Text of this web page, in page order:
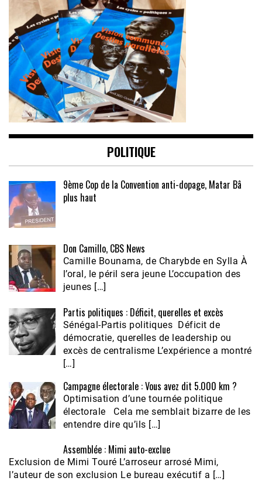
POLITIQUE
9ème Cop de la Convention anti-dopage, Matar Bâ
plus haut
Don Camillo, CBS News
Camille Bounama, de Charybde en Sylla À
l’oral, le péril sera jeune L’occupation des
jeunes […]
Partis politiques : Déficit, querelles et excès
Sénégal-Partis politiques Déficit de
démocratie, querelles de leadership ou
excès de centralisme L’expérience a montré
[…]
Campagne électorale : Vous avez dit 5.000 km ?
Optimisation d’une tournée politique
électorale Cela me semblait bizarre de les
entendre dire qu’ils […]
Assemblée : Mimi auto-exclue
Exclusion de Mimi Touré L’arroseur arrosé Mimi,
l’auteur de son exclusion Le bureau exécutif a […]